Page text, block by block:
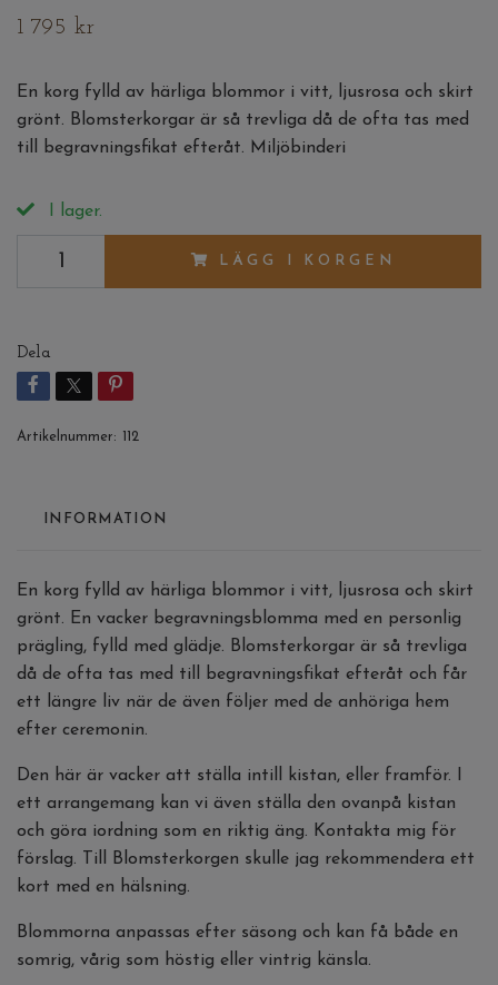
1 795 kr
En korg fylld av härliga blommor i vitt, ljusrosa och skirt
grönt. Blomsterkorgar är så trevliga då de ofta tas med
till begravningsfikat efteråt. Miljöbinderi
I lager.
LÄGG I KORGEN
Dela
Artikelnummer: 112
INFORMATION
En korg fylld av härliga blommor i vitt, ljusrosa och skirt
grönt. En vacker begravningsblomma med en personlig
prägling, fylld med glädje. Blomsterkorgar är så trevliga
då de ofta tas med till begravningsfikat efteråt och får
ett längre liv när de även följer med de anhöriga hem
efter ceremonin.
Den här är vacker att ställa intill kistan, eller framför. I
ett arrangemang kan vi även ställa den ovanpå kistan
och göra iordning som en riktig äng. Kontakta mig för
förslag. Till Blomsterkorgen skulle jag rekommendera ett
kort med en hälsning.
Blommorna anpassas efter säsong och kan få både en
somrig, vårig som höstig eller vintrig känsla.